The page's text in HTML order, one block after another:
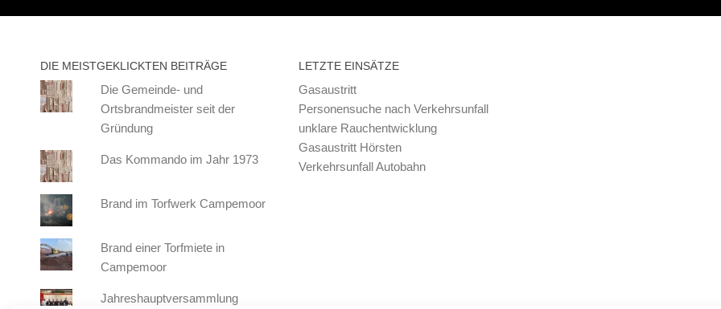
DIE MEISTGEKLICKTEN BEITRÄGE
Die Gemeinde- und
Ortsbrandmeister seit der
Gründung
Das Kommando im Jahr 1973
Brand im Torfwerk Campemoor
Brand einer Torfmiete in
Campemoor
Jahreshauptversammlung
LETZTE EINSÄTZE
Gasaustritt
Personensuche nach Verkehrsunfall
unklare Rauchentwicklung
Gasaustritt Hörsten
Verkehrsunfall Autobahn